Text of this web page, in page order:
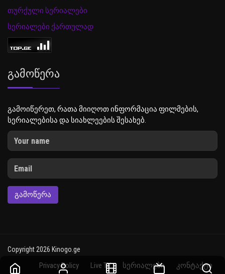
თურქული სერიალები
სერიალები ქართულად
Გამოწერა
გამოიწერეთ, რათა მიიღოთ ინფორმაცია ფილმების,
სერიალებისა და სიახლეების შესახებ.
ᲒᲐᲛᲝᲬᲔᲠᲐ
Copyright 2026 Kinogo.ge
Privacy Policy Live TV სერიალები კონტაქტი